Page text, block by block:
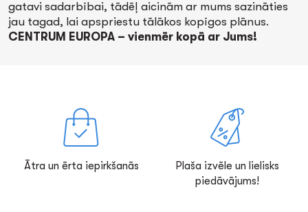
gatavi sadarbībai, tādēļ aicinām ar mums sazināties
jau tagad, lai apspriestu tālākos kopīgos plānus.
CENTRUM EUROPA – vienmēr kopā ar Jums!
Ātra un ērta iepirkšanās
Plaša izvēle un lielisks
piedāvājums!